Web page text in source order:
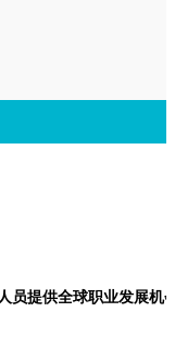
员提供全球职业发展机